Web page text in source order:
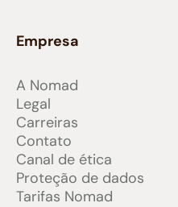
Empresa
A Nomad
Legal
Carreiras
Contato
Canal de ética
Proteção de dados
Tarifas Nomad